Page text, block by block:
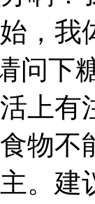
，我
问下
上有
物不
。建